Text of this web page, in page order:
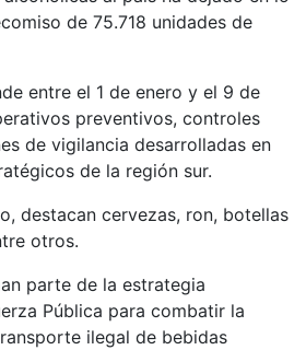
de 75.718 unidades de
entre el 1 de enero y el 9 de
preventivos, controles
de vigilancia desarrolladas en
de la región sur.
destacan cervezas, ron, botellas
otros.
parte de la estrategia
Pública para combatir la
ilegal de bebidas